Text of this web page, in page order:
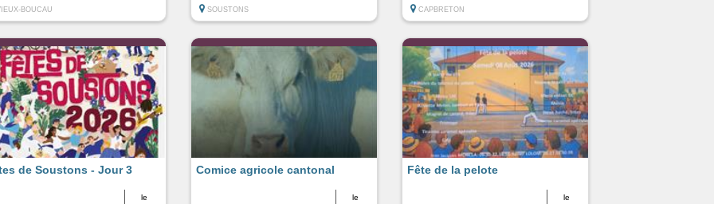
BOUCAU SOUSTONS CAPBRETON
le
de Soustons - Jour 3
le
Comice agricole cantonal
le
Fête de la pelote